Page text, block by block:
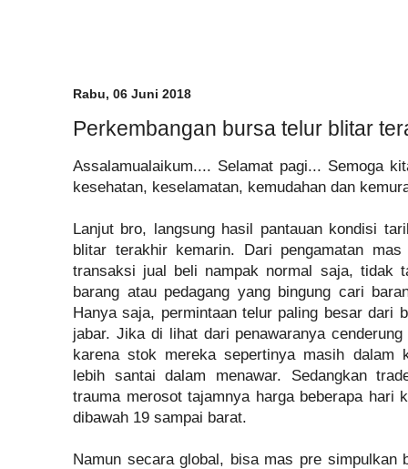
Rabu, 06 Juni 2018
Perkembangan bursa telur blitar
Assalamualaikum.... Selamat pagi... Semoga
kesehatan, keselamatan, kemudahan dan
Lanjut bro, langsung hasil pantauan kondisi
blitar terakhir kemarin. Dari pengamatan
transaksi jual beli nampak normal saja, tidak
barang atau pedagang yang bingung cari
Hanya saja, permintaan telur paling besar dari
jabar. Jika di lihat dari penawaranya
karena stok mereka sepertinya masih dalam
lebih santai dalam menawar. Sedangkan
trauma merosot tajamnya harga beberapa hari
dibawah 19 sampai barat.
Namun secara global, bisa mas pre simpulkan